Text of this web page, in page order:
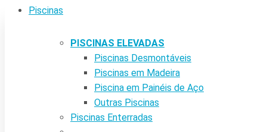
Piscinas
PISCINAS ELEVADAS
Piscinas Desmontáveis
Piscinas em Madeira
Piscina em Painéis de Aço
Outras Piscinas
Piscinas Enterradas